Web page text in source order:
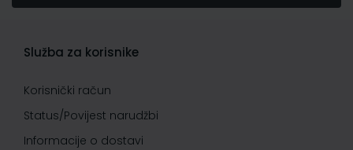
Služba za korisnike
Korisnički račun
Status/Povijest narudžbi
Informacije o dostavi